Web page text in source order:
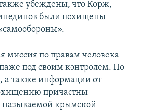
убеждены, что Корж,
были похищены
миссия по правам человека
под своим контролем. По
а также информации от
причастны
называемой крымской